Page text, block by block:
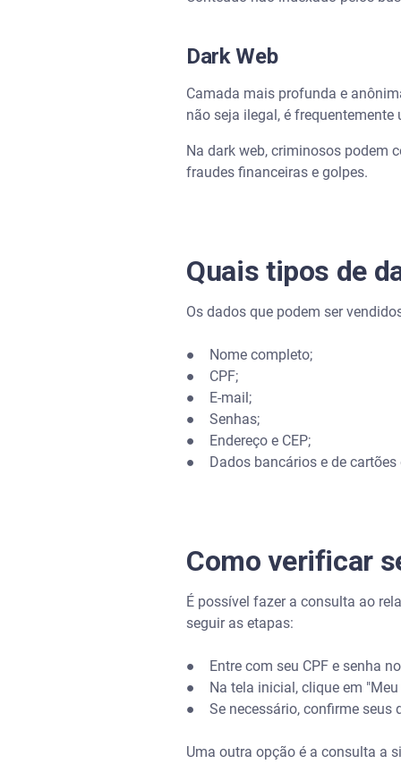
Dark Web
Camada mais profunda e
não seja ilegal, é
Na dark web, criminosos podem
fraudes financeiras e golpes.
Quais tipos de
Os dados que podem ser
● Nome completo;
● CPF;
● E-mail;
● Senhas;
● Endereço e CEP;
● Dados bancários e de cartões
Como verificar
É possível fazer a consulta ao
seguir as etapas:
● Entre com seu CPF e senha no
● Na tela inicial, clique em "Meu
● Se necessário, confirme seus
Uma outra opção é a consulta a